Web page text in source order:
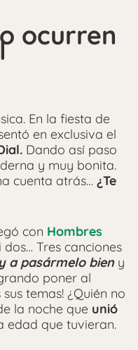
ocurren
En la fiesta de
en exclusiva el
Dando así paso
y muy bonita.
cuenta atrás… ¿Te
con Hombres
Tres canciones
a pasármelo bieny
poner al
temas! ¿Quién no
la noche que unió
edad que tuvieran.